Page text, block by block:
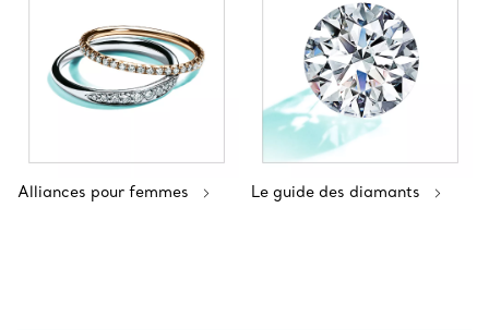
Alliances pour femmes Le guide des diamants